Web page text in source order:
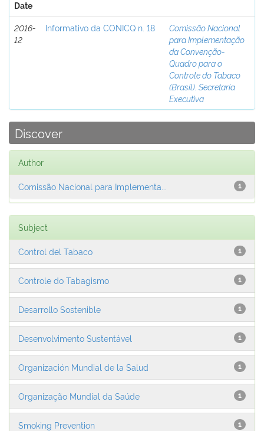
Date
2016-
12
Informativo da CONICQ n. 18
Comissão Nacional
para Implementação
da Convenção-
Quadro para o
Controle do Tabaco
(Brasil). Secretaria
Executiva
Discover
Author
1
Comissão Nacional para Implementa...
Subject
1
Control del Tabaco
1
Controle do Tabagismo
1
Desarrollo Sostenible
1
Desenvolvimento Sustentável
1
Organización Mundial de la Salud
1
Organização Mundial da Saúde
1
Smoking Prevention